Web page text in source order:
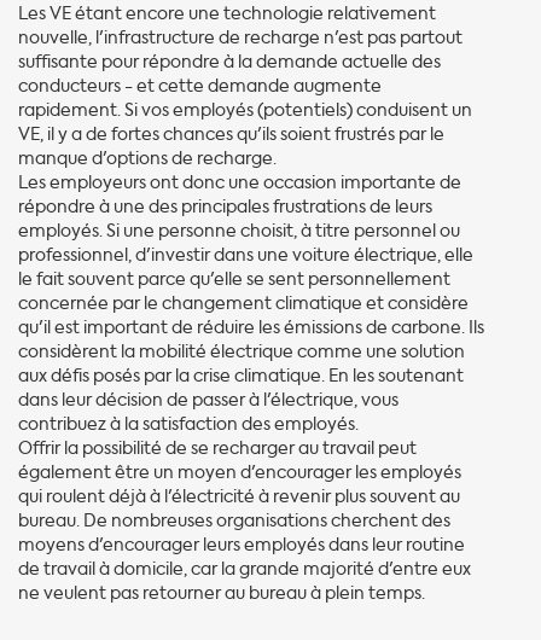
Les VE étant encore une technologie relativement
nouvelle, l'infrastructure de recharge n'est pas partout
suffisante pour répondre à la demande actuelle des
conducteurs - et cette demande augmente
rapidement. Si vos employés (potentiels) conduisent un
VE, il y a de fortes chances qu'ils soient frustrés par le
manque d'options de recharge.
Les employeurs ont donc une occasion importante de
répondre à une des principales frustrations de leurs
employés. Si une personne choisit, à titre personnel ou
professionnel, d'investir dans une voiture électrique, elle
le fait souvent parce qu'elle se sent personnellement
concernée par le changement climatique et considère
qu'il est important de réduire les émissions de carbone. Ils
considèrent la mobilité électrique comme une solution
aux défis posés par la crise climatique. En les soutenant
dans leur décision de passer à l'électrique, vous
contribuez à la satisfaction des employés.
Offrir la possibilité de se recharger au travail peut
également être un moyen d'encourager les employés
qui roulent déjà à l'électricité à revenir plus souvent au
bureau. De nombreuses organisations cherchent des
moyens d'encourager leurs employés dans leur routine
de travail à domicile, car la grande majorité d'entre eux
ne veulent pas retourner au bureau à plein temps.